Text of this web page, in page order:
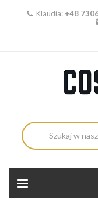
Klaudia: +48